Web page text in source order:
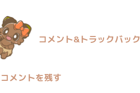
コメント&トラックバック
コメントを残す